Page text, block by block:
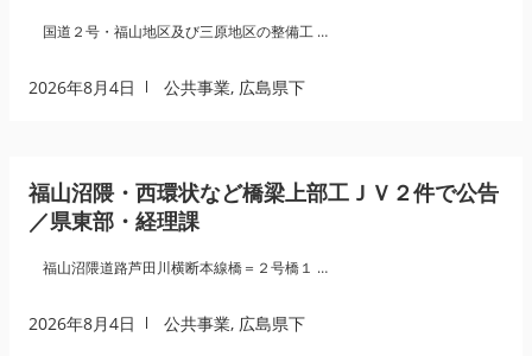
国道２号・福山地区及び三原地区の整備工 …
2026年8月4日 公共事業, 広島県下
福山沼隈・西環状など橋梁上部工ＪＶ２件で公告
／県東部・経理課
福山沼隈道路芦田川横断本線橋＝２号橋１ …
2026年8月4日 公共事業, 広島県下